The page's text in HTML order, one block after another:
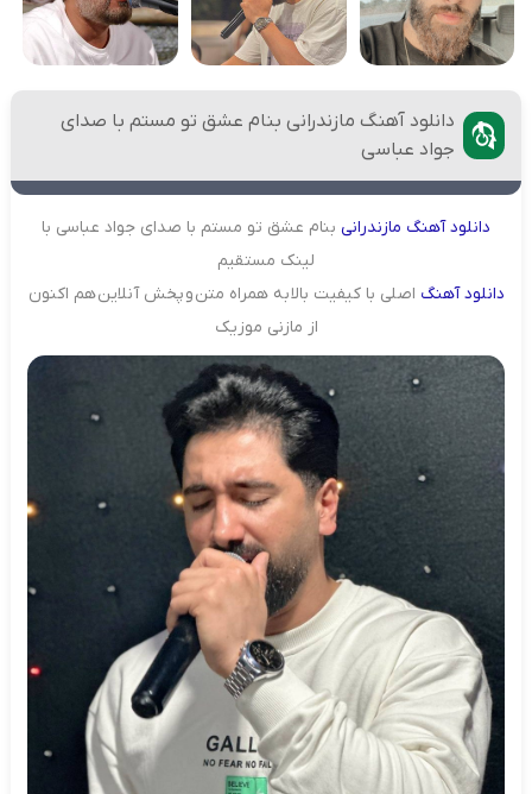
دانلود آهنگ مازندرانی بنام عشق تو مستم با صدای
جواد عباسی
دانلودآهنگ مازندرانی بنام عشق تو مستم با صدای جواد عباسی با
لینک مستقیم
دانلودآهنگ اصلی با کیفیت بالا به همراه متن و پخش آنلاین هم اکنون
از مازنی موزیک